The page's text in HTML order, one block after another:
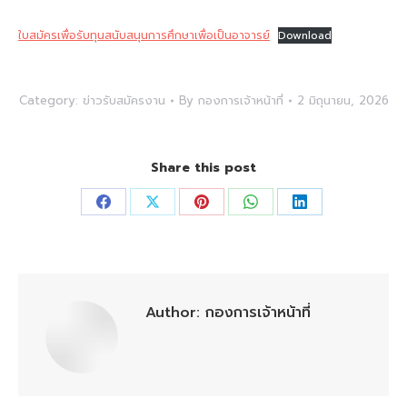
ใบสมัครเพื่อรับทุนสนับสนุนการศึกษาเพื่อเป็นอาจารย์ Download
Category: ข่าวรับสมัครงาน By กองการเจ้าหน้าที่ 2 มิถุนายน, 2026
Share this post
Share Share Share Share Share
Author: กองการเจ้าหน้าที่